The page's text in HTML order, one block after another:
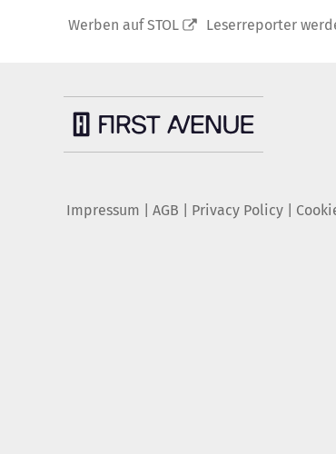
Werben auf STOL Leserreporter
Impressum AGB Privacy Policy|